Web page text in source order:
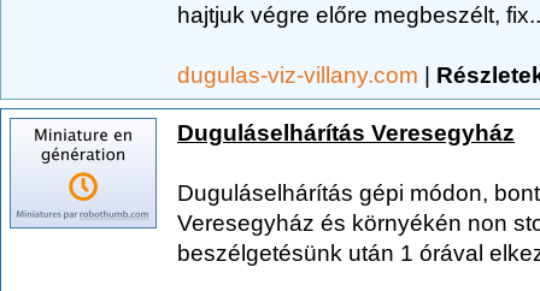
hajtjuk végre előre megbeszélt,
dugulas-viz-villany.com |
Duguláselhárítás Veresegyház
Duguláselhárítás gépi módon,
Veresegyház és környékén non
beszélgetésünk után 1 órával